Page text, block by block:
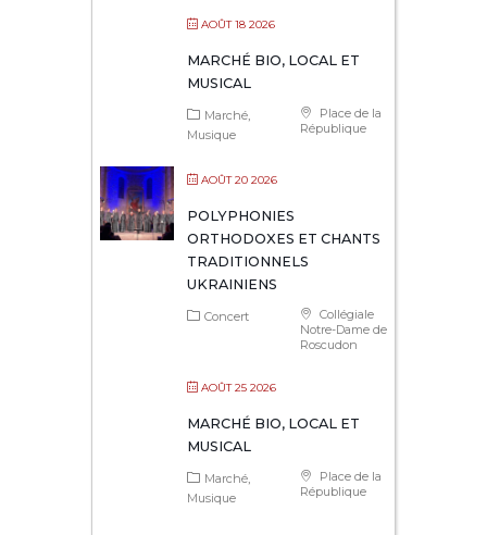
AOÛT 18 2026
MARCHÉ BIO, LOCAL ET
MUSICAL
Place de la
République
Marché
Musique
AOÛT 20 2026
POLYPHONIES
ORTHODOXES ET CHANTS
TRADITIONNELS
UKRAINIENS
Collégiale
Notre-Dame de
Roscudon
Concert
AOÛT 25 2026
MARCHÉ BIO, LOCAL ET
MUSICAL
Place de la
République
Marché
Musique